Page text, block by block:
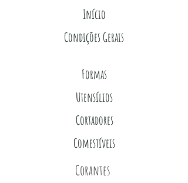
Início
Condições Gerais
Formas
Utensílios
Cortadores
Comestíveis
Corantes